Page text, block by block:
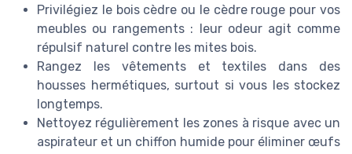
Privilégiez le bois cèdre ou le cèdre rouge pour vos
meubles ou rangements : leur odeur agit comme
répulsif naturel contre les mites bois.
Rangez les vêtements et textiles dans des
housses hermétiques, surtout si vous les stockez
longtemps.
Nettoyez régulièrement les zones à risque avec un
aspirateur et un chiffon humide pour éliminer œufs